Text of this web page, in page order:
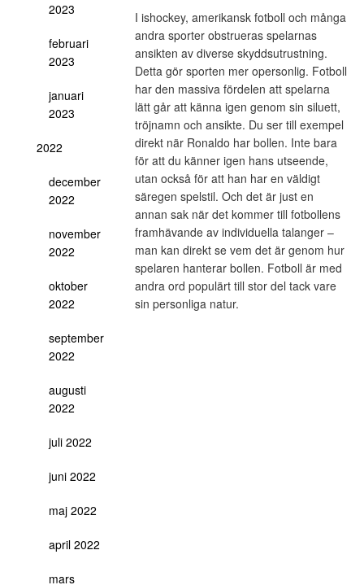
2023
februari
2023
januari
2023
2022
december
2022
november
2022
oktober
2022
september
2022
augusti
2022
juli 2022
juni 2022
maj 2022
april 2022
mars
I ishockey, amerikansk fotboll och många
andra sporter obstrueras spelarnas
ansikten av diverse skyddsutrustning.
Detta gör sporten mer opersonlig. Fotboll
har den massiva fördelen att spelarna
lätt går att känna igen genom sin siluett,
tröjnamn och ansikte. Du ser till exempel
direkt när Ronaldo har bollen. Inte bara
för att du känner igen hans utseende,
utan också för att han har en väldigt
säregen spelstil. Och det är just en
annan sak när det kommer till fotbollens
framhävande av individuella talanger –
man kan direkt se vem det är genom hur
spelaren hanterar bollen. Fotboll är med
andra ord populärt till stor del tack vare
sin personliga natur.